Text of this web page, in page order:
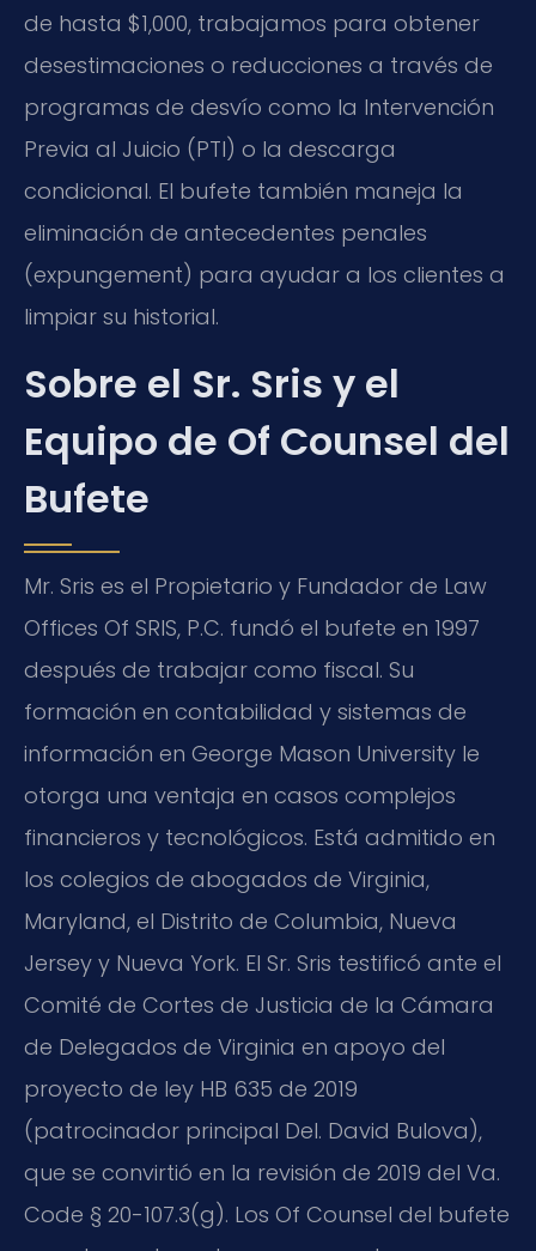
de hasta $1,000, trabajamos para obtener
desestimaciones o reducciones a través de
programas de desvío como la Intervención
Previa al Juicio (PTI) o la descarga
condicional. El bufete también maneja la
eliminación de antecedentes penales
(expungement) para ayudar a los clientes a
limpiar su historial.
Sobre el Sr. Sris y el
Equipo de Of Counsel del
Bufete
Mr. Sris es el Propietario y Fundador de Law
Offices Of SRIS, P.C. fundó el bufete en 1997
después de trabajar como fiscal. Su
formación en contabilidad y sistemas de
información en George Mason University le
otorga una ventaja en casos complejos
financieros y tecnológicos. Está admitido en
los colegios de abogados de Virginia,
Maryland, el Distrito de Columbia, Nueva
Jersey y Nueva York. El Sr. Sris testificó ante el
Comité de Cortes de Justicia de la Cámara
de Delegados de Virginia en apoyo del
proyecto de ley HB 635 de 2019
(patrocinador principal Del. David Bulova),
que se convirtió en la revisión de 2019 del Va.
Code § 20-107.3(g). Los Of Counsel del bufete